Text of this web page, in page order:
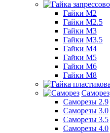
Гайки М2
Гайки М2.5
Гайки М3
Гайки М3.5
Гайки М4
Гайки М5
Гайки М6
Гайки М8
Саморез
Саморезы 2.9
Саморезы 3.0
Саморезы 3.5
Саморезы 4.0